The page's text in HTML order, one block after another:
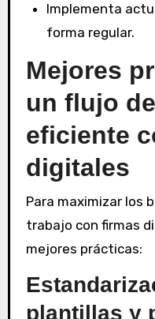
Implementa
forma regular.
Mejores
un flujo
eficiente
digitales
Para maximizar los
trabajo con firmas
mejores prácticas:
plantillas y